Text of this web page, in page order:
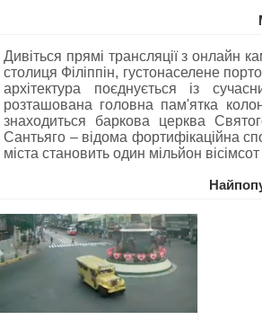
Дивіться прямі трансляції з онлайн
столиця Філіппін, густонаселене
архітектура поєднується із
розташована головна пам'ятка
знаходиться баркова церква
Сантьяго – відома фортифікаційна
міста становить один мільйон